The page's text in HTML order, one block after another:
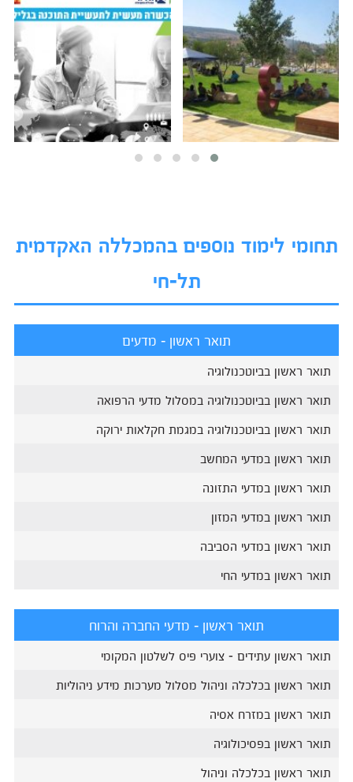
תחומי לימוד נוספים בהמכללה האקדמית
תל-חי
תואר ראשון - מדעים
תואר ראשון בביוטכנולוגיה
תואר ראשון בביוטכנולוגיה במסלול מדעי הרפואה
תואר ראשון בביוטכנולוגיה במגמת חקלאות ירוקה
תואר ראשון במדעי המחשב
תואר ראשון במדעי התזונה
תואר ראשון במדעי המזון
תואר ראשון במדעי הסביבה
תואר ראשון במדעי החי
תואר ראשון - מדעי החברה והרוח
תואר ראשון עתידים - צוערי פיס לשלטון המקומי
תואר ראשון בכלכלה וניהול מסלול מערכות מידע ניהוליות
תואר ראשון במזרח אסיה
תואר ראשון בפסיכולוגיה
תואר ראשון בכלכלה וניהול